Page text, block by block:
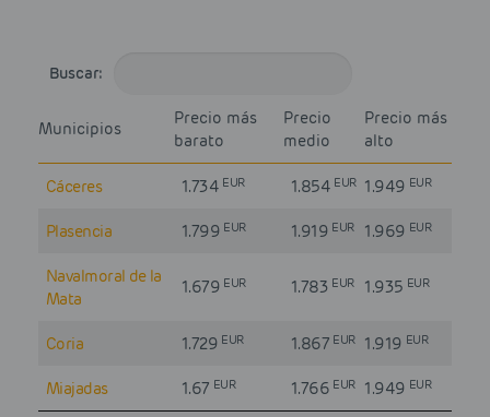
Buscar:
Municipios
Precio más
barato
Precio
medio
Precio más
alto
Cáceres 1.734 EUR 1.854 EUR 1.949 EUR
Plasencia 1.799 EUR 1.919 EUR 1.969 EUR
Navalmoral de la
Mata
1.679 EUR 1.783 EUR 1.935 EUR
Coria 1.729 EUR 1.867 EUR 1.919 EUR
Miajadas 1.67 EUR 1.766 EUR 1.949 EUR